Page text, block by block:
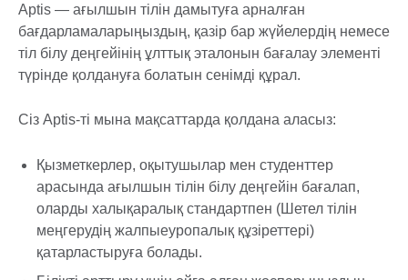
Aptis — ағылшын тілін дамытуға арналған
бағдарламаларыңыздың, қазір бар жүйелердің немесе
тіл білу деңгейінің ұлттық эталонын бағалау элементі
түрінде қолдануға болатын сенімді құрал.
Сіз Aptis-ті мына мақсаттарда қолдана аласыз:
Қызметкерлер, оқытушылар мен студенттер
арасында ағылшын тілін білу деңгейін бағалап,
оларды халықаралық стандартпен (Шетел тілін
меңгерудің жалпыеуропалық құзіреттері)
қатарластыруға болады.